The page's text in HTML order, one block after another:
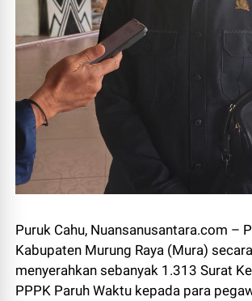
Puruk Cahu, Nuansanusantara.com –
Kabupaten Murung Raya (Mura)
menyerahkan sebanyak 1.313 Surat
PPPK Paruh Waktu kepada para